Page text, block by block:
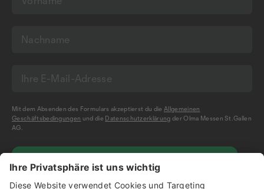
Mit dem Absenden des Formulars akzeptierst du dieAllgemeinen
Geschäftsbedingungen und die Datenschutzerklärung der Olma Messen St.Gallen
AG.